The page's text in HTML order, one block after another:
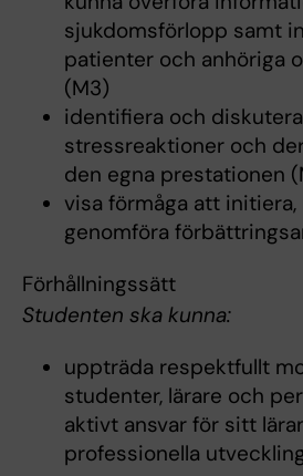
sjukdomsförlopp samt
patienter och anhöriga
(M3)
identifiera och
stressreaktioner och
den egna prestationen
visa förmåga att
genomföra
Förhållningssätt
Studenten ska kunna:
uppträda respektfullt
studenter, lärare och
aktivt ansvar för sitt
professionella